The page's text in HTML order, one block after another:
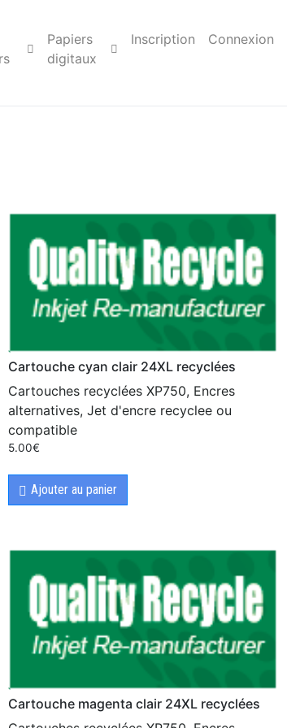
Papiers
digitaux
Inscription Connexion
Cartouche cyan clair 24XL recyclées
Cartouches recyclées XP750, Encres
alternatives, Jet d'encre recyclee ou
compatible
5.00€
Ajouter au panier
Cartouche magenta clair 24XL recyclées